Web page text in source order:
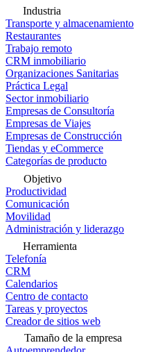
Industria
Transporte y almacenamiento
Restaurantes
Trabajo remoto
CRM inmobiliario
Organizaciones Sanitarias
Práctica Legal
Sector inmobiliario
Empresas de Consultoría
Empresas de Viajes
Empresas de Construcción
Tiendas y eCommerce
Categorías de producto
Objetivo
Productividad
Comunicación
Movilidad
Administración y liderazgo
Herramienta
Telefonía
CRM
Calendarios
Centro de contacto
Tareas y proyectos
Creador de sitios web
Tamaño de la empresa